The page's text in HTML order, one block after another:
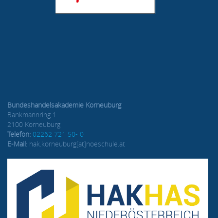
Bundeshandelsakademie Korneuburg
Bankmannring 1
2100 Korneuburg
Telefon: 02262 721 50- 0
E-Mail: hak.korneuburg[at]noeschule.at